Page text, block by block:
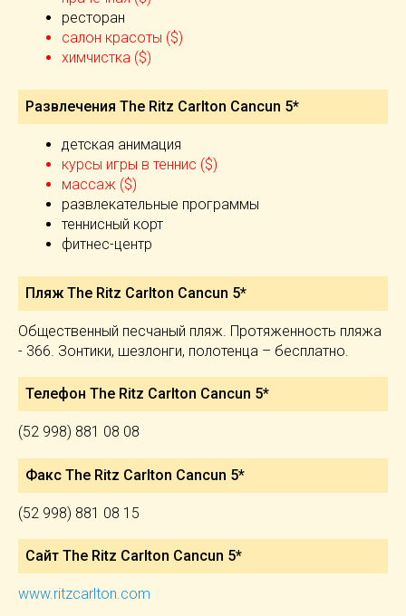
ресторан
салон красоты ($)
химчистка ($)
Развлечения The Ritz Carlton Cancun 5*
детская анимация
курсы игры в теннис ($)
массаж ($)
развлекательные программы
теннисный корт
фитнес-центр
Пляж The Ritz Carlton Cancun 5*
Общественный песчаный пляж. Протяженность пляжа
- 366. Зонтики, шезлонги, полотенца – бесплатно.
Телефон The Ritz Carlton Cancun 5*
(52 998) 881 08 08
Факс The Ritz Carlton Cancun 5*
(52 998) 881 08 15
Сайт The Ritz Carlton Cancun 5*
www.ritzcarlton.com